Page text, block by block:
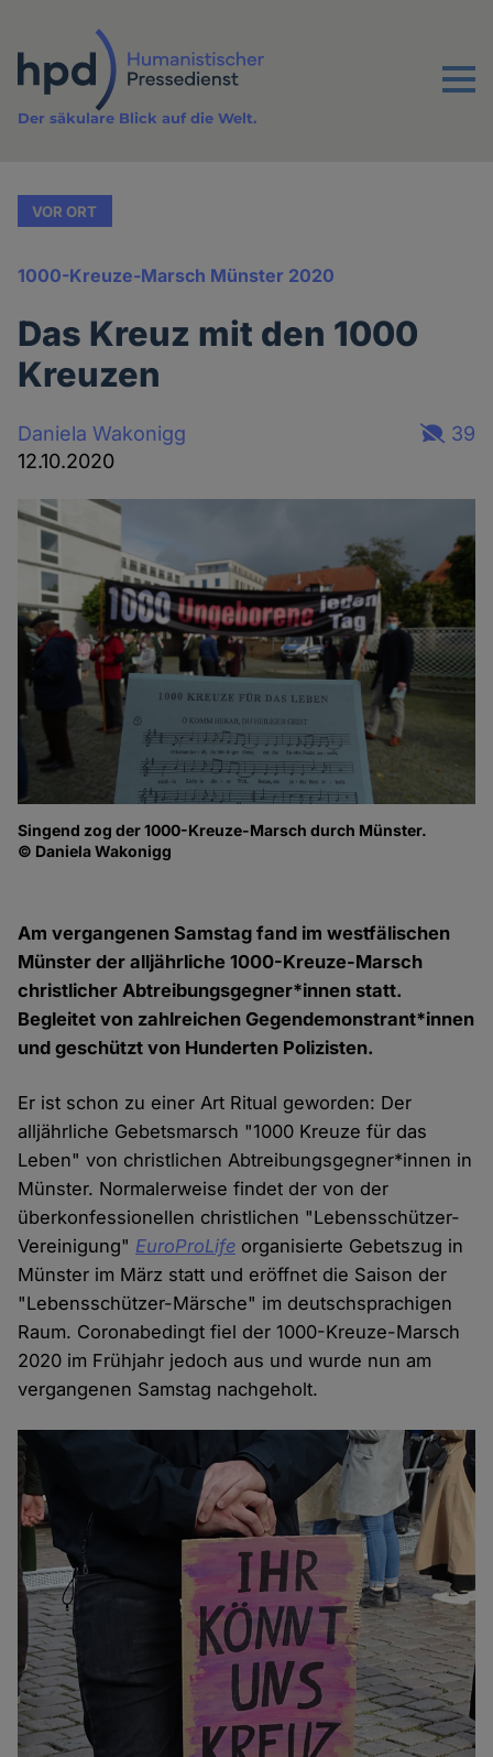
Inhalt
Menu
Der säkulare Blick auf die Welt.
VOR ORT
1000-Kreuze-Marsch Münster 2020
Das Kreuz mit den 1000
Kreuzen
Daniela Wakonigg
12.10.2020
39
Singend zog der 1000-Kreuze-Marsch durch Münster.
© Daniela Wakonigg
Am vergangenen Samstag fand im westfälischen
Münster der alljährliche 1000-Kreuze-Marsch
christlicher Abtreibungsgegner*innen statt.
Begleitet von zahlreichen Gegendemonstrant*innen
und geschützt von Hunderten Polizisten.
Er ist schon zu einer Art Ritual geworden: Der
alljährliche Gebetsmarsch "1000 Kreuze für das
Leben" von christlichen Abtreibungsgegner*innen in
Münster. Normalerweise findet der von der
überkonfessionellen christlichen "Lebensschützer-
Vereinigung" EuroProLife organisierte Gebetszug in
Münster im März statt und eröffnet die Saison der
"Lebensschützer-Märsche" im deutschsprachigen
Raum. Coronabedingt fiel der 1000-Kreuze-Marsch
2020 im Frühjahr jedoch aus und wurde nun am
vergangenen Samstag nachgeholt.